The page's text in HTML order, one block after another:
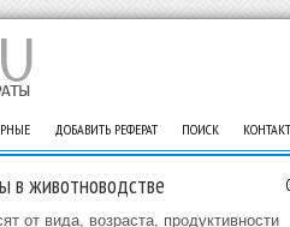
ДОБАВИТЬ РЕФЕРАТ ПОИСК
в животноводстве
от вида, возраста, продуктивности